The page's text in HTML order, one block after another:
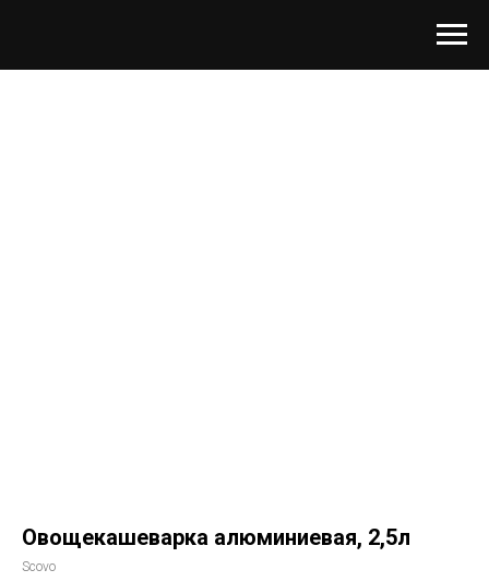
Овощекашеварка алюминиевая, 2,5л
Scovo